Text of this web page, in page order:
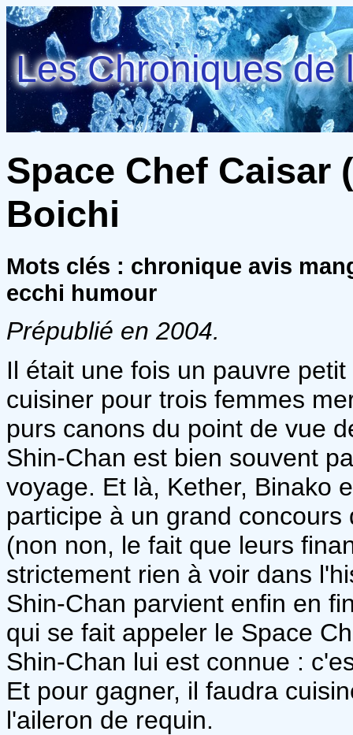
Les Chroniques de
Space Chef Caisar
Boichi
Mots clés : chronique avis
ecchi humour
Prépublié en 2004.
Il était une fois un pauvre
cuisiner pour trois femmes
purs canons du point de vue
Shin-Chan est bien souvent
voyage. Et là, Kether, Binako
participe à un grand
(non non, le fait que leurs
strictement rien à voir dans
Shin-Chan parvient enfin en
qui se fait appeler le Space
Shin-Chan lui est connue :
Et pour gagner, il faudra
l'aileron de requin.